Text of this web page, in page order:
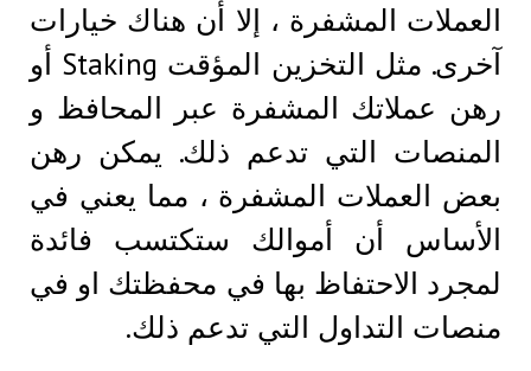
العملات المشفرة ، إلا أن هناك خيارات
آخرى. مثل التخزين المؤقت Staking أو
رهن عملاتك المشفرة عبر المحافظ و
المنصات التي تدعم ذلك. يمكن رهن
بعض العملات المشفرة ، مما يعني في
الأساس أن أموالك ستكتسب فائدة
لمجرد الاحتفاظ بها في محفظتك او في
منصات التداول التي تدعم ذلك.